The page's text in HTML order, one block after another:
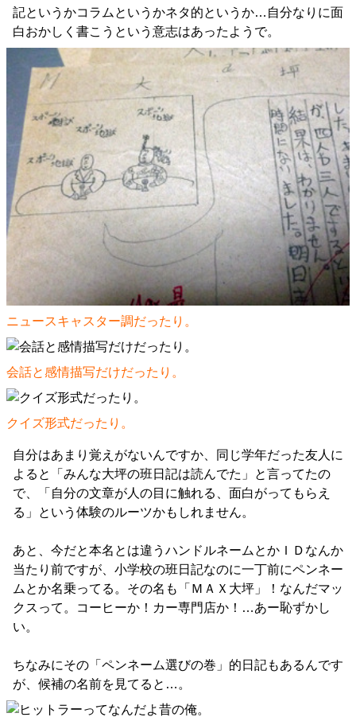
記というかコラムというかネタ的というか…自分なりに面
白おかしく書こうという意志はあったようで。
ニュースキャスター調だったり。
会話と感情描写だけだったり。
クイズ形式だったり。
自分はあまり覚えがないんですか、同じ学年だった友人に
よると「みんな大坪の班日記は読んでた」と言ってたの
で、「自分の文章が人の目に触れる、面白がってもらえ
る」という体験のルーツかもしれません。
あと、今だと本名とは違うハンドルネームとかＩＤなんか
当たり前ですが、小学校の班日記なのに一丁前にペンネー
ムとか名乗ってる。その名も「ＭＡＸ大坪」！なんだマッ
クスって。コーヒーか！カー専門店か！…あー恥ずかし
い。
ちなみにその「ペンネーム選びの巻」的日記もあるんです
が、候補の名前を見てると…。